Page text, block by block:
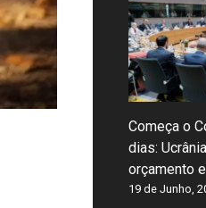
Começa o
dias:
orçamento
19 de Junho,